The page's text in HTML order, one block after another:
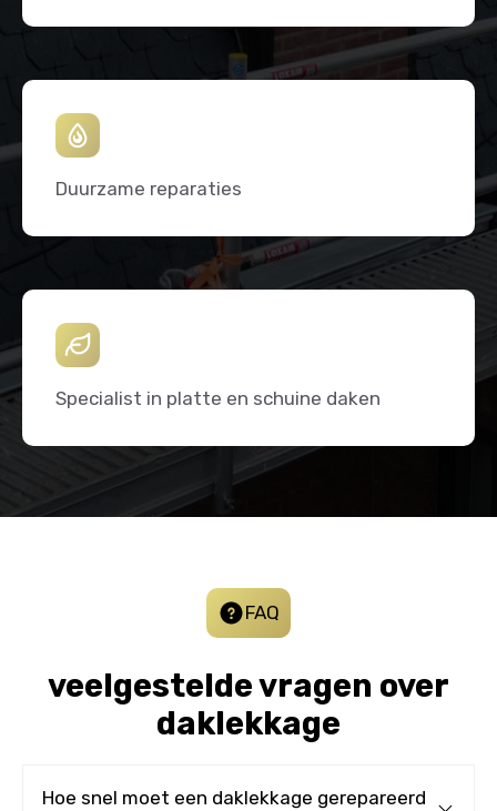
Duurzame reparaties
Specialist in platte en schuine daken
FAQ
veelgestelde vragen over
daklekkage
Hoe snel moet een daklekkage gerepareerd